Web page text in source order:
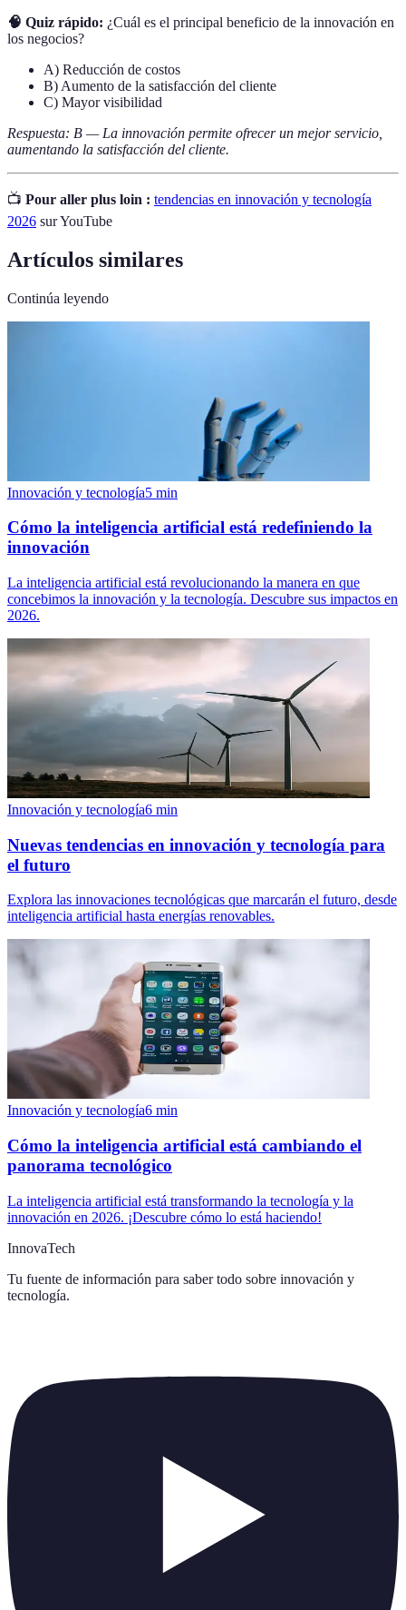
🧠 Quiz rápido: ¿Cuál es el principal beneficio de la innovación en
los negocios?
A) Reducción de costos
B) Aumento de la satisfacción del cliente
C) Mayor visibilidad
Respuesta: B — La innovación permite ofrecer un mejor servicio,
aumentando la satisfacción del cliente.
📺 Pour aller plus loin : tendencias en innovación y tecnología
2026 sur YouTube
Artículos similares
Continúa leyendo
Innovación y tecnología5 min
Cómo la inteligencia artificial está redefiniendo la
innovación
La inteligencia artificial está revolucionando la manera en que
concebimos la innovación y la tecnología. Descubre sus impactos en
2026.
Innovación y tecnología6 min
Nuevas tendencias en innovación y tecnología para
el futuro
Explora las innovaciones tecnológicas que marcarán el futuro, desde
inteligencia artificial hasta energías renovables.
Innovación y tecnología6 min
Cómo la inteligencia artificial está cambiando el
panorama tecnológico
La inteligencia artificial está transformando la tecnología y la
innovación en 2026. ¡Descubre cómo lo está haciendo!
InnovaTech
Tu fuente de información para saber todo sobre innovación y
tecnología.